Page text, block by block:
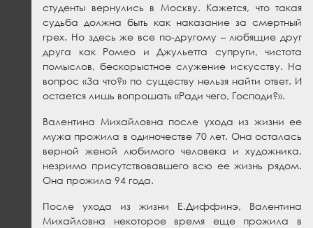
студенты вернулись в Москву. Кажется, что такая
судьба должна быть как наказание за смертный
грех. Но здесь же все по-другому – любящие друг
друга как Ромео и Джульетта супруги, чистота
помыслов, бескорыстное служение искусству. На
вопрос «За что?» по существу нельзя найти ответ. И
остается лишь вопрошать «Ради чего, Господи?».
Валентина Михайловна после ухода из жизни ее
мужа прожила в одиночестве 70 лет. Она осталась
верной женой любимого человека и художника,
незримо присутствовавшего всю ее жизнь рядом.
Она прожила 94 года.
После ухода из жизни Е.Диффинэ, Валентина
Михайловна некоторое время еще прожила в